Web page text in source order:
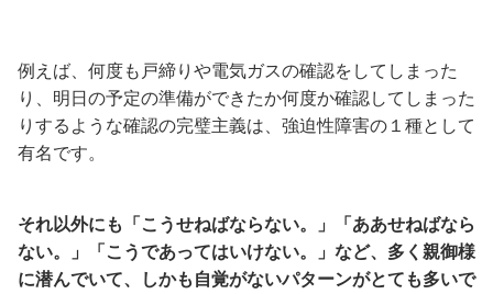
例えば、何度も戸締りや電気ガスの確認をしてしまった
り、明日の予定の準備ができたか何度か確認してしまった
りするような確認の完璧主義は、強迫性障害の１種として
有名です。
それ以外にも「こうせねばならない。」「ああせねばなら
ない。」「こうであってはいけない。」など、多く親御様
に潜んでいて、しかも自覚がないパターンがとても多いで